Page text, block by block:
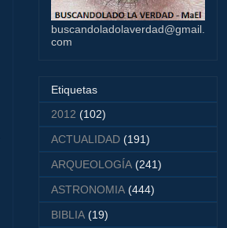
buscandoladolaverdad@gmail.
com
Etiquetas
2012 (102)
ACTUALIDAD (191)
ARQUEOLOGÍA (241)
ASTRONOMIA (444)
BIBLIA (19)